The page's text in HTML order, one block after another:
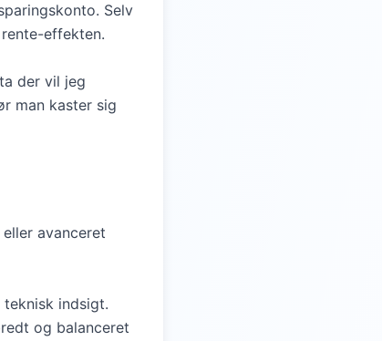
Selv
effekten.
der vil jeg
man kaster sig
avanceret
indsigt.
og balanceret